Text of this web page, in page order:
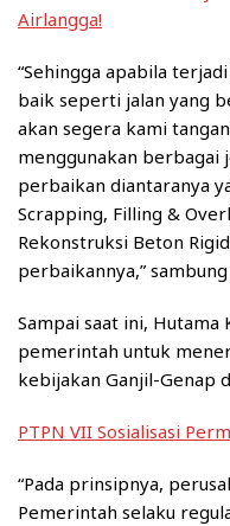
Airlangga!
“Sehingga apabila
baik seperti jalan yang
akan segera kami
menggunakan berbagai
perbaikan diantaranya
Scrapping, Filling &
Rekonstruksi Beton
perbaikannya,”
Sampai saat ini,
pemerintah untuk
kebijakan Ganjil-Genap
PTPN VII Sosialisasi
“Pada prinsipnya,
Pemerintah selaku